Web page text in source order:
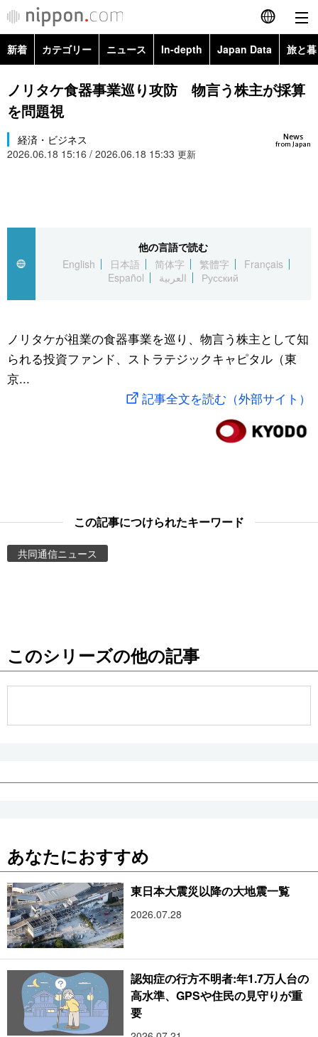
English
简体字
Русский
カテゴリー
国際
社会
文化
科学・技術
アーカイブ
Japan Data
旅と暮らし
動画/Live
Books
People
公式SNS
新着 カテゴリー ニュース In-depth Japan Data 旅と
政治・外交
経済・ビジネス
国際・海外
文化
科学・技術
暮らし
スポーツ・東京2020
Topics
ノリタケ食器事業巡り攻防 物言う株主が採算
を問題視
News
from Japan
経済・ビジネス
2026.06.18 15:16 / 2026.06.18 15:33 更新
他の言語で読む
English
日本語 简体字 繁體字
Français
Español
العربية Русский
ノリタケが祖業の食器事業を巡り、物言う株主として知
られる投資ファンド、ストラテジックキャピタル（東
京...
記事全文を読む（外部サイト）
この記事につけられたキーワード
共同通信ニュース
このシリーズの他の記事
あなたにおすすめ
東日本大震災以降の大地震一覧
2026.07.28
認知症の行方不明者:年1.7万人台の
高水準、GPSや住民の見守りが重
要